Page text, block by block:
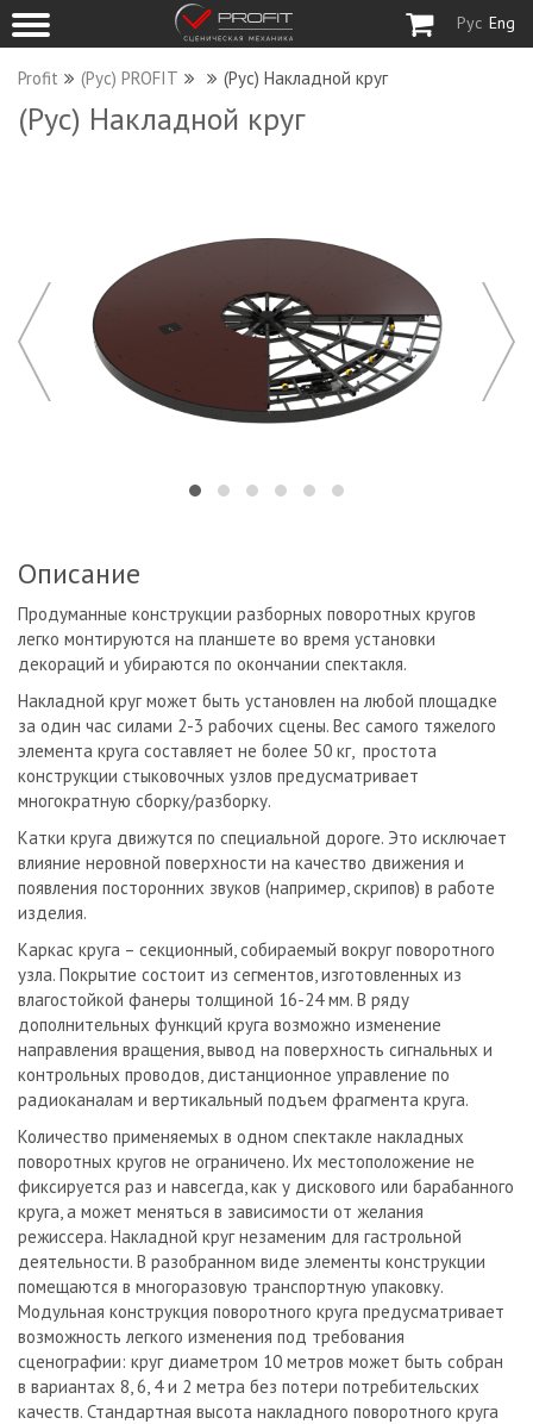
Рус Eng
Profit (Рус) PROFIT (Рус) Накладной круг
(Рус) Накладной круг
Описание
Продуманные конструкции разборных поворотных кругов
легко монтируются на планшете во время установки
декораций и убираются по окончании спектакля.
Накладной круг может быть установлен на любой площадке
за один час силами 2-3 рабочих сцены. Вес самого тяжелого
элемента круга составляет не более 50 кг, простота
конструкции стыковочных узлов предусматривает
многократную сборку/разборку.
Катки круга движутся по специальной дороге. Это исключает
влияние неровной поверхности на качество движения и
появления посторонних звуков (например, скрипов) в работе
изделия.
Каркас круга – секционный, собираемый вокруг поворотного
узла. Покрытие состоит из сегментов, изготовленных из
влагостойкой фанеры толщиной 16-24 мм. В ряду
дополнительных функций круга возможно изменение
направления вращения, вывод на поверхность сигнальных и
контрольных проводов, дистанционное управление по
радиоканалам и вертикальный подъем фрагмента круга.
Количество применяемых в одном спектакле накладных
поворотных кругов не ограничено. Их местоположение не
фиксируется раз и навсегда, как у дискового или барабанного
круга, а может меняться в зависимости от желания
режиссера. Накладной круг незаменим для гастрольной
деятельности. В разобранном виде элементы конструкции
помещаются в многоразовую транспортную упаковку.
Модульная конструкция поворотного круга предусматривает
возможность легкого изменения под тре­бо­вания
сценографии: круг диаметром 10 метров может быть собран
в вариантах 8, 6, 4 и 2 метра без потери потребительских
качеств. Стандартная высота накладного поворотного круга